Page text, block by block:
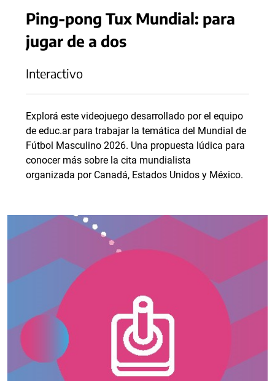
Ping-pong Tux Mundial: para
jugar de a dos
Interactivo
Explorá este videojuego desarrollado por el equipo
de educ.ar para trabajar la temática del Mundial de
Fútbol Masculino 2026. Una propuesta lúdica para
conocer más sobre la cita mundialista
organizada por Canadá, Estados Unidos y México.